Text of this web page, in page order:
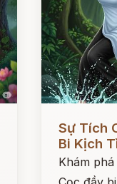
Sự Tích
Bi Kịch
Khám